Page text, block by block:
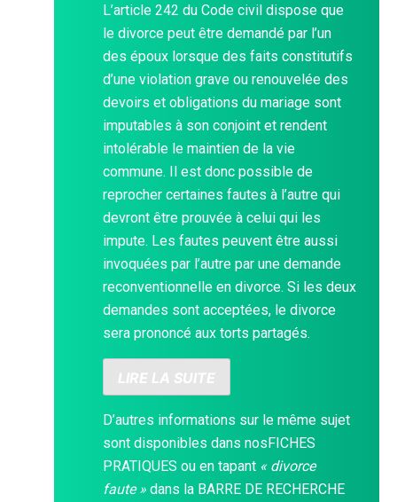
L’article 242 du Code civil dispose que
le divorce peut être demandé par l’un
des époux lorsque des faits constitutifs
d’une violation grave ou renouvelée des
devoirs et obligations du mariage sont
imputables à son conjoint et rendent
intolérable le maintien de la vie
commune. Il est donc possible de
reprocher certaines fautes à l’autre qui
devront être prouvée à celui qui les
impute. Les fautes peuvent être aussi
invoquées par l’autre par une demande
reconventionnelle en divorce. Si les deux
demandes sont acceptées, le divorce
sera prononcé aux torts partagés.
LIRE LA SUITE
D’autres informations sur le même sujet
sont disponibles dans nosFICHES
PRATIQUES ou en tapant « divorce
faute »dans la BARRE DE RECHERCHE